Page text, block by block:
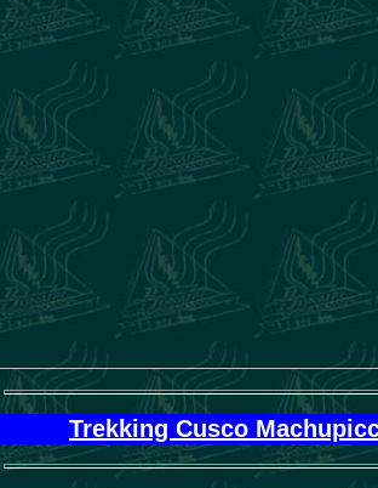
Trekking Cusco